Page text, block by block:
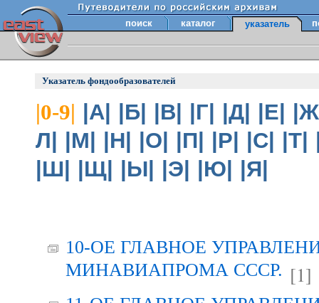
поиск каталог указатель
Указатель фондообразователей
|0-9| |А| |Б| |В| |Г| |Д| |Е|
Л|
|М| |Н| |О| |П| |Р| |С| |Т|
|Ш|
|Щ| |Ы| |Э| |Ю| |Я|
10-ОЕ ГЛАВНОЕ
МИНАВИАПРОМА СССР. [1]